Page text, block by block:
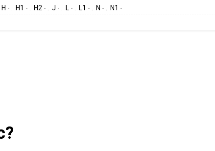
- . H1 - . H2 - . J - . L - . L1 - . N - . N1 -